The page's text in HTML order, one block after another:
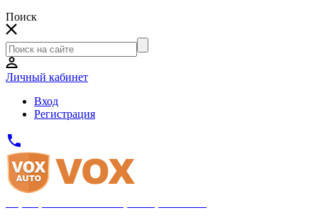
Поиск
Личный кабинет
Вход
Регистрация
phone